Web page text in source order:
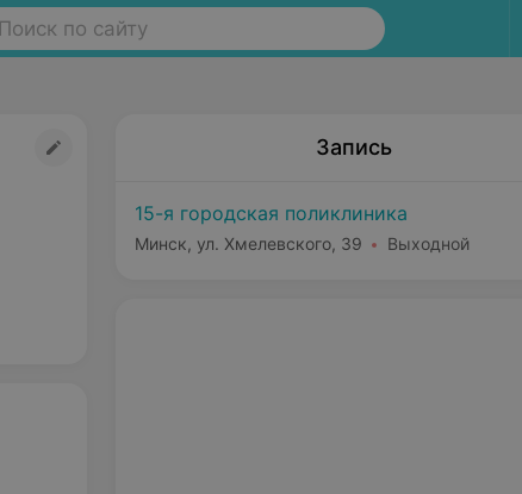
Поиск по сайту
Запись
15-я городская поликлиника
Минск, ул. Хмелевского, 39 Выходной